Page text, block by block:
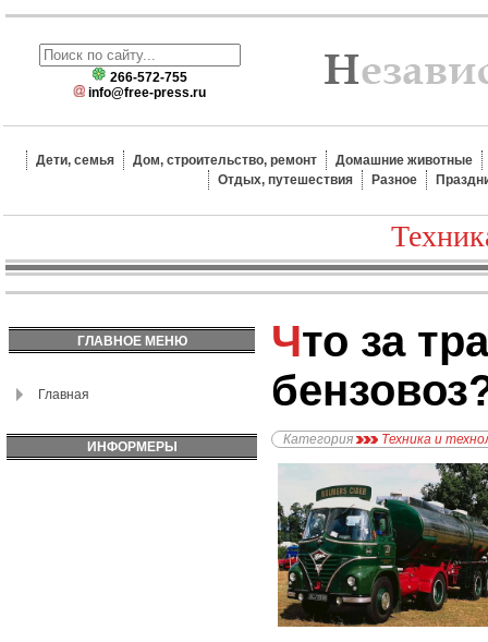
266-572-755
info@free-press.ru
Дети, семья Дом, строительство, ремонт
Домашние животные
Отдых, путешествия
Разное
ГЛАВНОЕ МЕНЮ
Главная
ИНФОРМЕРЫ
Что за транспорт –
Категория Техника и